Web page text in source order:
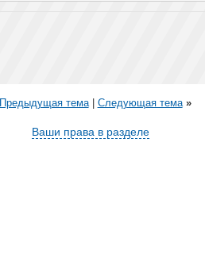
Предыдущая тема| Следующая тема »
Ваши права в разделе